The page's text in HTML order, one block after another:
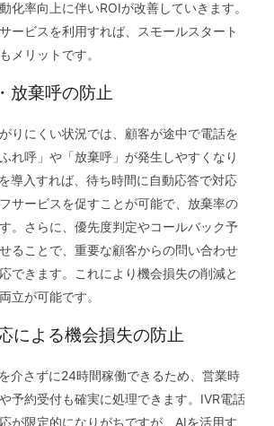
化率向上に伴いROIが改善していきます。
ービスを利用すれば、スモールスタート
メリットです。
放棄呼の防止
りにくい状況では、顧客が途中で電話を
れ呼」や「放棄呼」が発生しやすくなり
導入すれば、待ち時間に自動応答で対応
サービスを促すことが可能で、放棄率の
。さらに、優先度判定やコールバック予
ることで、重要な顧客からの問い合わせ
できます。これにより機会損失の削減と
立が可能です。
による機会損失の防止
介さずに24時間稼働できるため、営業時
予約受付も確実に処理できます。IVR電話
が限定的になりがちですが、AIを活用す